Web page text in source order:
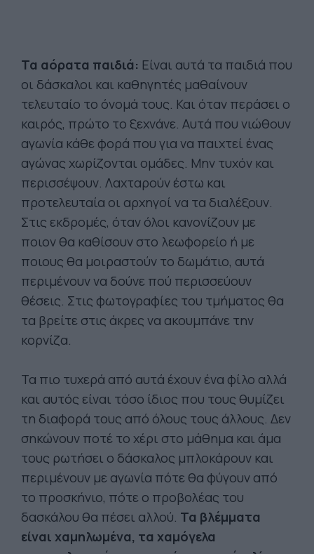
Τα αόρατα παιδιά: Είναι αυτά τα παιδιά που
οι δάσκαλοι και καθηγητές μαθαίνουν
τελευταίο το όνομά τους. Και όταν περάσει ο
καιρός, πρώτο το ξεχνάνε. Αυτά που νιώθουν
αγωνία κάθε φορά που για να παιχτεί ένας
αγώνας χωρίζονται ομάδες. Μην τυχόν και
περισσέψουν. Λαχταρούν έστω και
προτελευταία οι αρχηγοί να τα διαλέξουν.
Στις εκδρομές, όταν όλοι κανονίζουν με
ποιον θα καθίσουν στο λεωφορείο ή με
ποιους θα μοιραστούν το δωμάτιο, αυτά
περιμένουν να δούνε πού περισσεύουν
θέσεις. Στις φωτογραφίες του τμήματος θα
τα βρείτε στις άκρες να ακουμπάνε την
κορνίζα.
Τα πιο τυχερά από αυτά έχουν ένα φίλο αλλά
και αυτός είναι τόσο ίδιος που τους θυμίζει
τη διαφορά τους από όλους τους άλλους. Δεν
σηκώνουν ποτέ το χέρι στο μάθημα και άμα
τους ρωτήσει ο δάσκαλος μπλοκάρουν και
περιμένουν με αγωνία πότε θα φύγουν από
το προσκήνιο, πότε ο προβολέας του
δασκάλου θα πέσει αλλού. Τα βλέμματα
είναι χαμηλωμένα, τα χαμόγελα